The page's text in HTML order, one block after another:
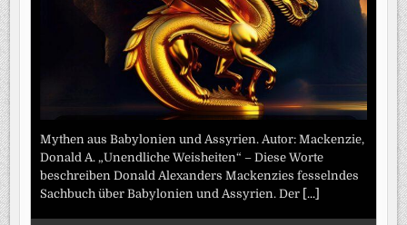
Mythen aus Babylonien und Assyrien. Autor: Mackenzie,
Donald A. „Unendliche Weisheiten“ – Diese Worte
beschreiben Donald Alexanders Mackenzies fesselndes
Sachbuch über Babylonien und Assyrien. Der [...]